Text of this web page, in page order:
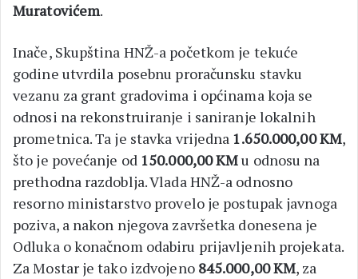
Muratovićem.
Inače, Skupština HNŽ-a početkom je tekuće
godine utvrdila posebnu proračunsku stavku
vezanu za grant gradovima i općinama koja se
odnosi na rekonstruiranje i saniranje lokalnih
prometnica. Ta je stavka vrijedna 1.650.000,00 KM,
što je povećanje od 150.000,00 KMu odnosu na
prethodna razdoblja. Vlada HNŽ-a odnosno
resorno ministarstvo provelo je postupak javnoga
poziva, a nakon njegova završetka donesena je
Odluka o konačnom odabiru prijavljenih projekata.
Za Mostar je tako izdvojeno 845.000,00 KM, za